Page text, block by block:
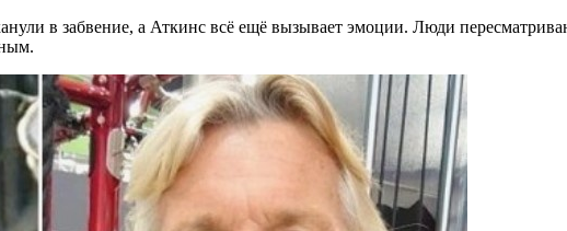
в забвение, а Аткинс всё ещё вызывает эмоции. Люди